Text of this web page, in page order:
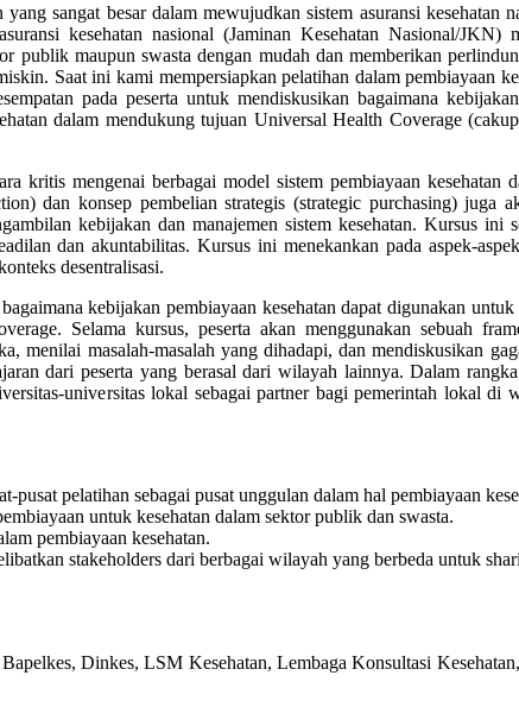
sangat besar dalam mewujudkan sistem asuransi kesehatan
kesehatan nasional (Jaminan Kesehatan Nasional/JKN)
publik maupun swasta dengan mudah dan memberikan
Saat ini kami mempersiapkan pelatihan dalam pembiayaan
pada peserta untuk mendiskusikan bagaimana
dalam mendukung tujuan Universal Health Coverage
kritis mengenai berbagai model sistem pembiayaan kesehatan
dan konsep pembelian strategis (strategic purchasing) juga
kebijakan dan manajemen sistem kesehatan. Kursus ini
dan akuntabilitas. Kursus ini menekankan pada aspek-
desentralisasi.
kebijakan pembiayaan kesehatan dapat digunakan
Selama kursus, peserta akan menggunakan sebuah
menilai masalah-masalah yang dihadapi, dan mendiskusikan
dari peserta yang berasal dari wilayah lainnya. Dalam
universitas lokal sebagai partner bagi pemerintah lokal di
pelatihan sebagai pusat unggulan dalam hal pembiayaan
untuk kesehatan dalam sektor publik dan swasta.
pembiayaan kesehatan.
stakeholders dari berbagai wilayah yang berbeda untuk
Dinkes, LSM Kesehatan, Lembaga Konsultasi